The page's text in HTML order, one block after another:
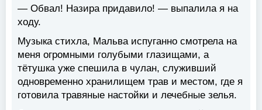
— Обвал! Назира придавило! — выпалила я на
ходу.
Музыка стихла, Мальва испуганно смотрела на
меня огромными голубыми глазищами, а
тётушка уже спешила в чулан, служивший
одновременно хранилищем трав и местом, где я
готовила травяные настойки и лечебные зелья.